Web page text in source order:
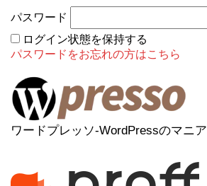
パスワード
ログイン状態を保持する
パスワードをお忘れの方はこちら
ワードプレッソ-WordPressのマニ